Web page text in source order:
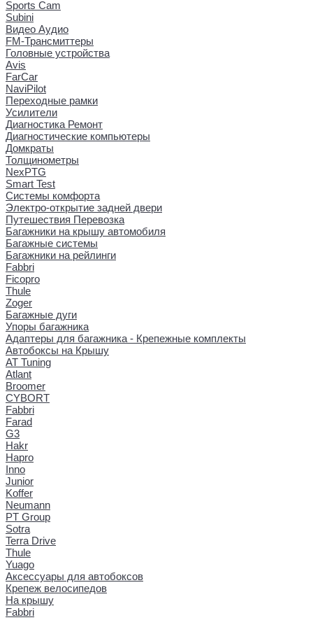
Sports Cam
Subini
Видео Аудио
FM-Трансмиттеры
Головные устройства
Avis
FarCar
NaviPilot
Переходные рамки
Усилители
Диагностика Ремонт
Диагностические компьютеры
Домкраты
Толщинометры
NexPTG
Smart Test
Системы комфорта
Электро-открытие задней двери
Путешествия Перевозка
Багажники на крышу автомобиля
Багажные системы
Багажники на рейлинги
Fabbri
Ficopro
Thule
Zoger
Багажные дуги
Упоры багажника
Адаптеры для багажника - Крепежные комплекты
Автобоксы на Крышу
AT Tuning
Atlant
Broomer
CYBORT
Fabbri
Farad
G3
Hakr
Hapro
Inno
Junior
Koffer
Neumann
PT Group
Sotra
Terra Drive
Thule
Yuago
Аксессуары для автобоксов
Крепеж велосипедов
На крышу
Fabbri